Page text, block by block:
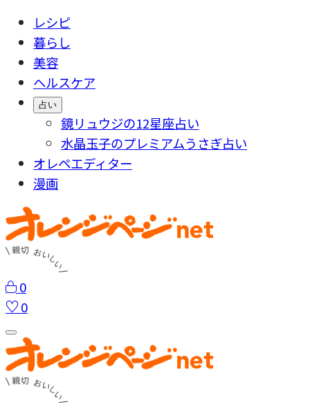
レシピ
暮らし
美容
ヘルスケア
占い
鏡リュウジの12星座占い
水晶玉子のプレミアムうさぎ占い
オレペエディター
漫画
0
0